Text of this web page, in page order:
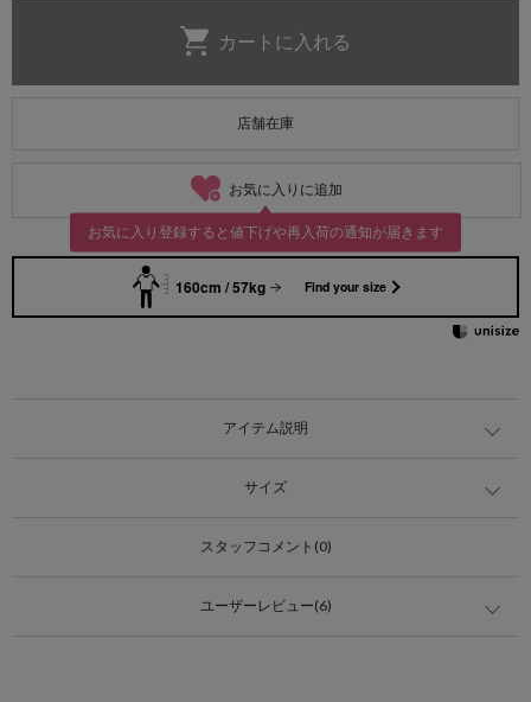
店舗在庫
お気に入りに追加
お気に入り登録すると値下げや再入荷の通知が届きます
160cm / 57kg Find your size
アイテム説明
サイズ
スタッフコメント(0)
ユーザーレビュー(6)